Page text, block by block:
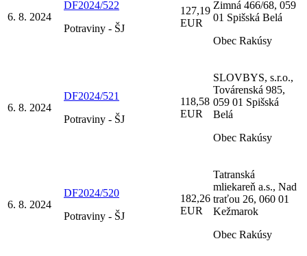
6. 8. 2024
DF2024/522
Potraviny - ŠJ
127,19
EUR
Zimná 466/68, 059
01 Spišská Belá
Obec Rakúsy
6. 8. 2024
DF2024/521
Potraviny - ŠJ
118,58
EUR
SLOVBYS, s.r.o.,
Továrenská 985,
059 01 Spišská
Belá
Obec Rakúsy
6. 8. 2024
DF2024/520
Potraviny - ŠJ
182,26
EUR
Tatranská
mliekareň a.s., Nad
traťou 26, 060 01
Kežmarok
Obec Rakúsy